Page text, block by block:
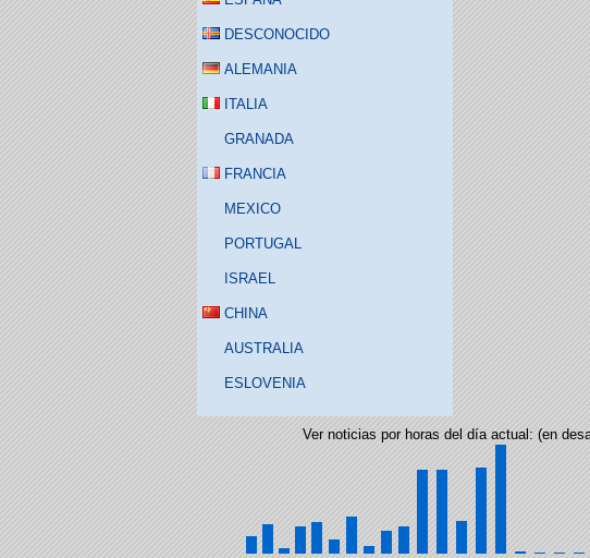
DESCONOCIDO
ALEMANIA
ITALIA
GRANADA
FRANCIA
MEXICO
PORTUGAL
ISRAEL
CHINA
AUSTRALIA
ESLOVENIA
Ver noticias por horas del día actual: (en